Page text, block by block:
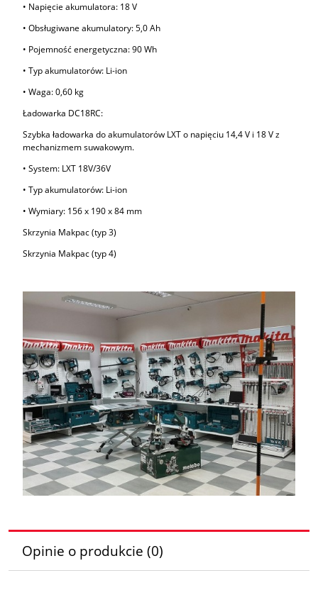
• Napięcie akumulatora: 18 V
• Obsługiwane akumulatory: 5,0 Ah
• Pojemność energetyczna: 90 Wh
• Typ akumulatorów: Li-ion
• Waga: 0,60 kg
Ładowarka DC18RC:
Szybka ładowarka do akumulatorów LXT o napięciu 14,4 V i 18 V z
mechanizmem suwakowym.
• System: LXT 18V/36V
• Typ akumulatorów: Li-ion
• Wymiary: 156 x 190 x 84 mm
Skrzynia Makpac (typ 3)
Skrzynia Makpac (typ 4)
Opinie o produkcie (0)